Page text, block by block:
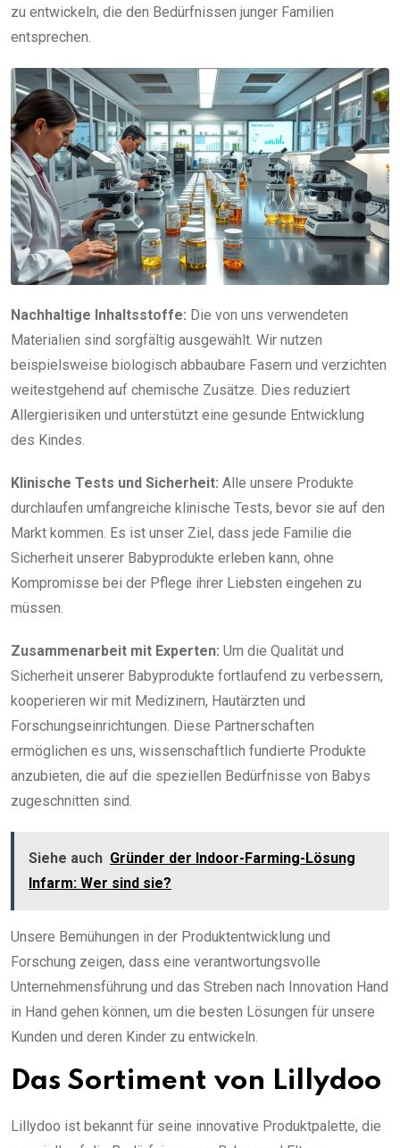
zu entwickeln, die den Bedürfnissen junger Familien
entsprechen.
Nachhaltige Inhaltsstoffe: Die von uns verwendeten
Materialien sind sorgfältig ausgewählt. Wir nutzen
beispielsweise biologisch abbaubare Fasern und verzichten
weitestgehend auf chemische Zusätze. Dies reduziert
Allergierisiken und unterstützt eine gesunde Entwicklung
des Kindes.
Klinische Tests und Sicherheit: Alle unsere Produkte
durchlaufen umfangreiche klinische Tests, bevor sie auf den
Markt kommen. Es ist unser Ziel, dass jede Familie die
Sicherheit unserer Babyprodukte erleben kann, ohne
Kompromisse bei der Pflege ihrer Liebsten eingehen zu
müssen.
Zusammenarbeit mit Experten: Um die Qualität und
Sicherheit unserer Babyprodukte fortlaufend zu verbessern,
kooperieren wir mit Medizinern, Hautärzten und
Forschungseinrichtungen. Diese Partnerschaften
ermöglichen es uns, wissenschaftlich fundierte Produkte
anzubieten, die auf die speziellen Bedürfnisse von Babys
zugeschnitten sind.
Siehe auch Gründer der Indoor-Farming-Lösung
Infarm: Wer sind sie?
Unsere Bemühungen in der Produktentwicklung und
Forschung zeigen, dass eine verantwortungsvolle
Unternehmensführung und das Streben nach Innovation Hand
in Hand gehen können, um die besten Lösungen für unsere
Kunden und deren Kinder zu entwickeln.
Das Sortiment von Lillydoo
Lillydoo ist bekannt für seine innovative Produktpalette, die